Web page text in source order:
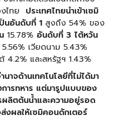
ไทย ประเทศไทยนำเข้าเซมิ
นอันดับที่ 1 สูงถึง 54% ของ
15.78% อันดับที่ 3 ไต้หวัน
เวียดนาม 5.43%
4.2% และสหรัฐฯ 1.43%
นาจด้านเทคโนโลยีที่ไม่ได้มา
ารทหาร แต่มารูปแบบของ
ลิตต้นน้ำและความอยู่รอด
งผลให้เซมิคอนดักเตอร์